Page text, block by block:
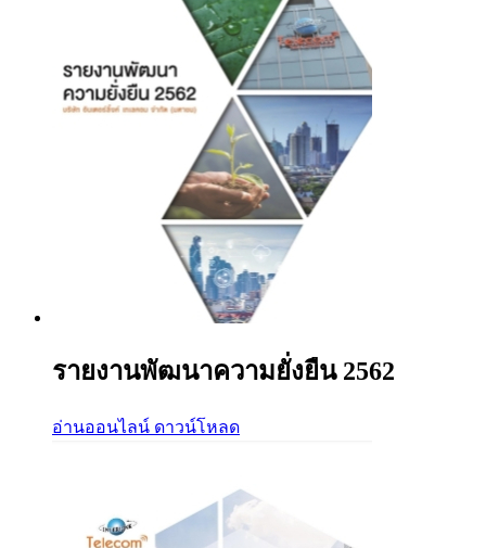
รายงานพัฒนาความยั่งยืน 2562
อ่านออนไลน์ ดาวน์โหลด